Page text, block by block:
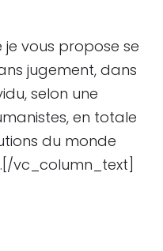
vous propose se
jugement, dans
selon une
en totale
du monde
vc_column_text]